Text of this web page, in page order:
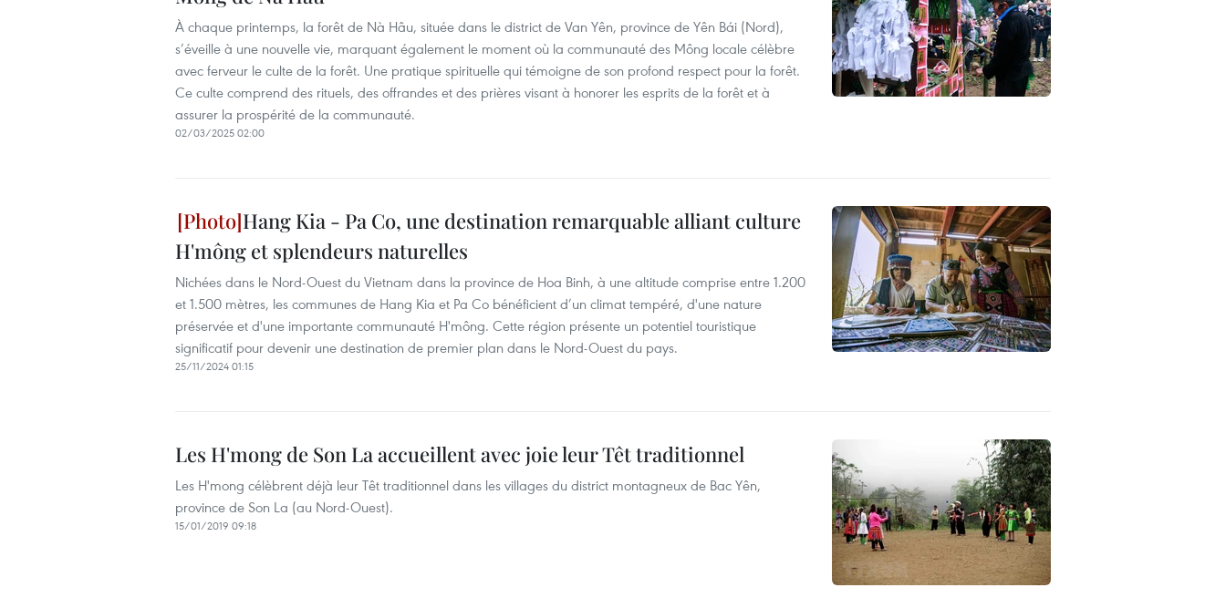
À chaque printemps, la forêt de Nà Hâu, située dans le district de Van Yên, province de Yên Bái (Nord),
s’éveille à une nouvelle vie, marquant également le moment où la communauté des Mông locale célèbre
avec ferveur le culte de la forêt. Une pratique spirituelle qui témoigne de son profond respect pour la forêt.
Ce culte comprend des rituels, des offrandes et des prières visant à honorer les esprits de la forêt et à
assurer la prospérité de la communauté.
02/03/2025 02:00
Hang Kia - Pa Co, une destination remarquable alliant culture
H'mông et splendeurs naturelles
Nichées dans le Nord-Ouest du Vietnam dans la province de Hoa Binh, à une altitude comprise entre 1.200
et 1.500 mètres, les communes de Hang Kia et Pa Co bénéficient d’un climat tempéré, d'une nature
préservée et d'une importante communauté H'mông. Cette région présente un potentiel touristique
significatif pour devenir une destination de premier plan dans le Nord-Ouest du pays.
25/11/2024 01:15
Les H'mong de Son La accueillent avec joie leur Têt traditionnel
Les H'mong célèbrent déjà leur Têt traditionnel dans les villages du district montagneux de Bac Yên,
province de Son La (au Nord-Ouest).
15/01/2019 09:18